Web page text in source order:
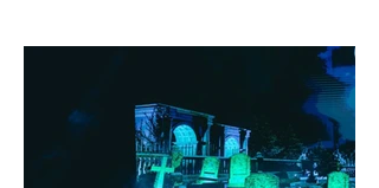
con venta a través de Puntoticket.com
Creamfields Chile, el festival de música
electrónica más importante del país,
revela oficialmente el Lineup de su edición
2026. Calvin Harris, Boris Bre